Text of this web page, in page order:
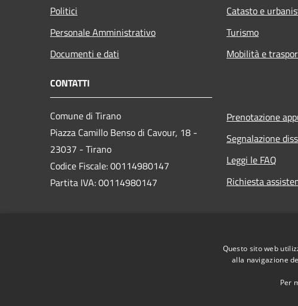
Politici
Personale Amministrativo
Documenti e dati
Catasto e
Turismo
Mobilità e
CONTATTI
Comune di Tirano
Piazza Camillo Benso di Cavour, 18 -
23037 - Tirano
Codice Fiscale: 00114980147
Partita IVA: 00114980147
Prenotazione
Segnalazione
Leggi le FAQ
Richiesta
Questo sito web
alla navigazione
Per